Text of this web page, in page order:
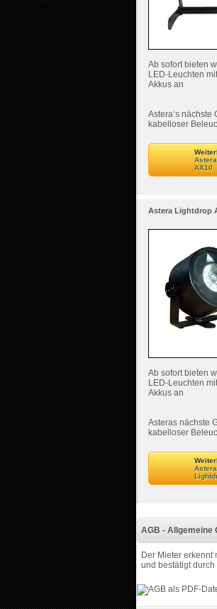
Ab sofort bieten
LED-Leuchten
Akkus an
Astera‘s nächste
kabelloser
AX10
Astera Lightdrop
Ab sofort bieten
LED-Leuchten
Akkus an
Asteras nächste
kabelloser
Astera
AGB - Allgemeine
Der Mieter
und bestätigt